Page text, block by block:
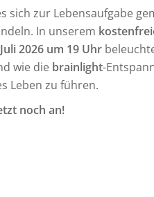
sich zur Lebensaufgabe
In unserem
2026 um 19 Uhr
wie die brainlight-
Leben zu führen.
noch an!